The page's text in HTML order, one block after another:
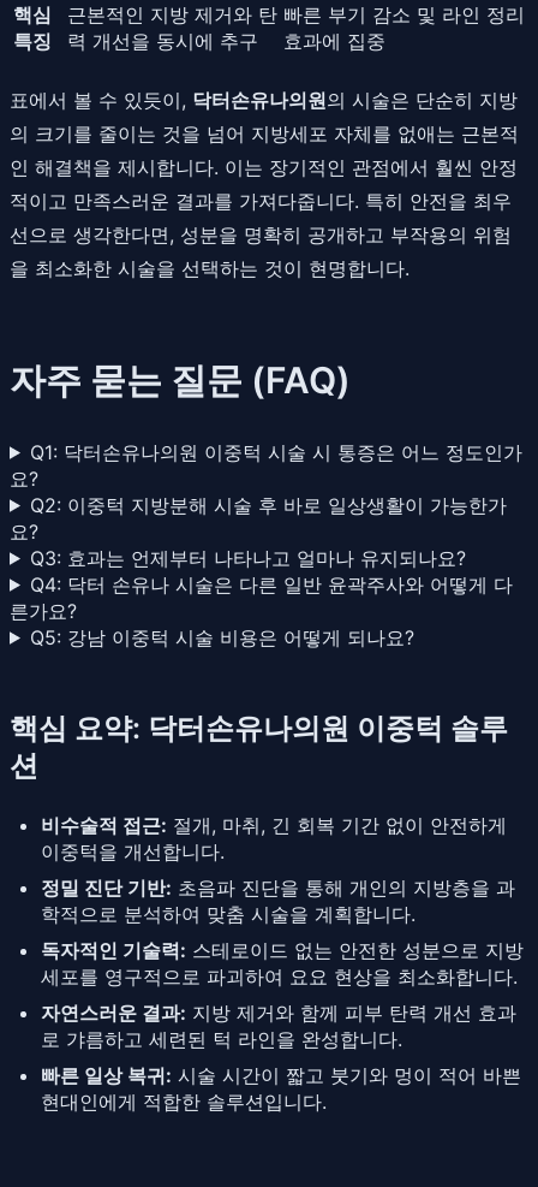
핵심
특징
근본적인 지방 제거와 탄
력 개선을 동시에 추구
빠른 부기 감소 및 라인 정리
효과에 집중
표에서 볼 수 있듯이, 닥터손유나의원의 시술은 단순히 지방
의 크기를 줄이는 것을 넘어 지방세포 자체를 없애는 근본적
인 해결책을 제시합니다. 이는 장기적인 관점에서 훨씬 안정
적이고 만족스러운 결과를 가져다줍니다. 특히 안전을 최우
선으로 생각한다면, 성분을 명확히 공개하고 부작용의 위험
을 최소화한 시술을 선택하는 것이 현명합니다.
자주 묻는 질문 (FAQ)
Q1: 닥터손유나의원 이중턱 시술 시 통증은 어느 정도인가
요?
Q2: 이중턱 지방분해 시술 후 바로 일상생활이 가능한가
요?
Q3: 효과는 언제부터 나타나고 얼마나 유지되나요?
Q4: 닥터 손유나 시술은 다른 일반 윤곽주사와 어떻게 다
른가요?
Q5: 강남 이중턱 시술 비용은 어떻게 되나요?
핵심 요약: 닥터손유나의원 이중턱 솔루
션
비수술적 접근: 절개, 마취, 긴 회복 기간 없이 안전하게
이중턱을 개선합니다.
정밀 진단 기반: 초음파 진단을 통해 개인의 지방층을 과
학적으로 분석하여 맞춤 시술을 계획합니다.
독자적인 기술력: 스테로이드 없는 안전한 성분으로 지방
세포를 영구적으로 파괴하여 요요 현상을 최소화합니다.
자연스러운 결과: 지방 제거와 함께 피부 탄력 개선 효과
로 갸름하고 세련된 턱 라인을 완성합니다.
빠른 일상 복귀: 시술 시간이 짧고 붓기와 멍이 적어 바쁜
현대인에게 적합한 솔루션입니다.